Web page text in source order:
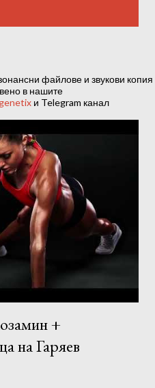
файлове и звукови копия
в нашите
и Telegram канал
+
на Гаряев